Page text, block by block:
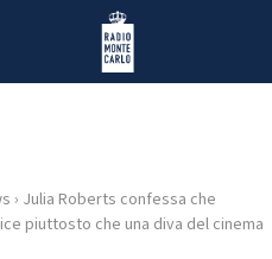
Radio Monte Carlo
› Julia Roberts confessa che
piuttosto che una diva del cinema